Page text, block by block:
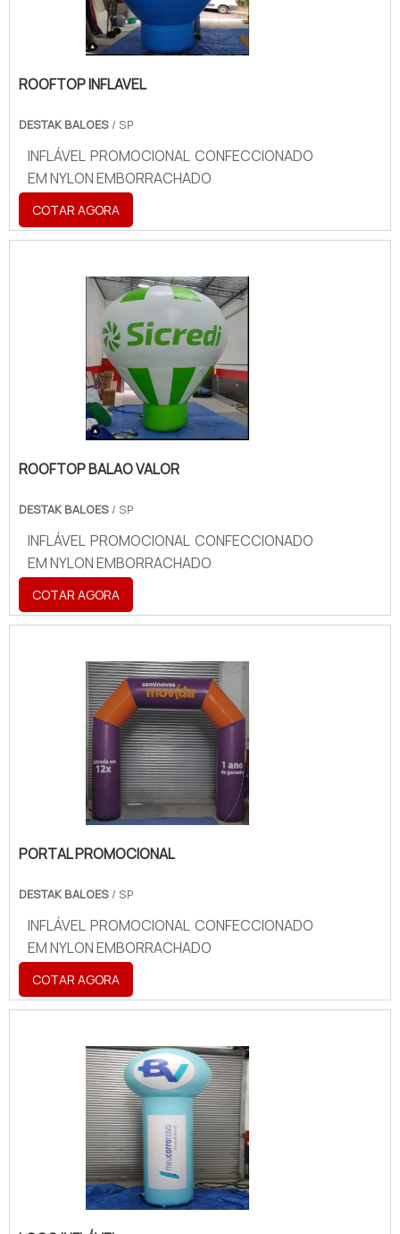
ROOFTOP INFLAVEL
DESTAK BALOES / SP
INFLÁVEL PROMOCIONAL CONFECCIONADO
EM NYLON EMBORRACHADO
COTAR AGORA
ROOFTOP BALAO VALOR
DESTAK BALOES / SP
INFLÁVEL PROMOCIONAL CONFECCIONADO
EM NYLON EMBORRACHADO
COTAR AGORA
PORTAL PROMOCIONAL
DESTAK BALOES / SP
INFLÁVEL PROMOCIONAL CONFECCIONADO
EM NYLON EMBORRACHADO
COTAR AGORA